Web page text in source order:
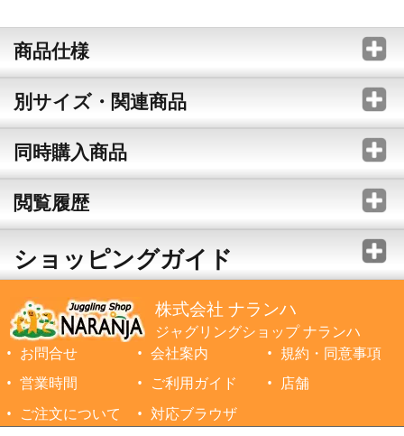
商品仕様
別サイズ・関連商品
同時購入商品
閲覧履歴
ショッピングガイド
株式会社 ナランハ
ジャグリングショップ ナランハ
お問合せ
会社案内
規約・同意事項
営業時間
ご利用ガイド
店舗
ご注文について
対応ブラウザ